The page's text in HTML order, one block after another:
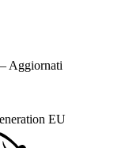
Aggiornati